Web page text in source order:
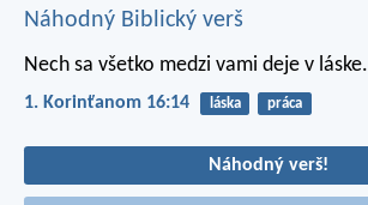
Náhodný Biblický verš
Nech sa všetko medzi vami deje v láske.
1. Korinťanom 16:14 láska práca
Náhodný verš!